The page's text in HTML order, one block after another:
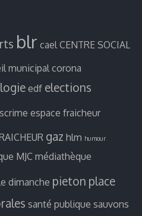
blr cael CENTRE SOCIAL
municipal corona
edf elections
espace fraicheur
gaz hlm humour
MJC médiathèque
dimanche pieton place
santé publique sauvons